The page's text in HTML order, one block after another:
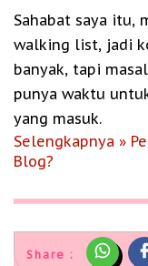
Sahabat saya itu,
walking list, jadi
banyak, tapi
punya waktu
yang masuk.
Selengkapnya »
Blog?
Share :